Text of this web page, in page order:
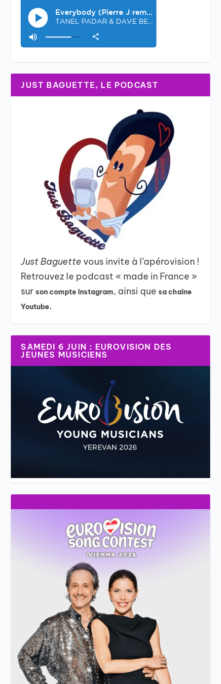
JUST BAGUETTE, LE PODCAST
Just Baguettevous invite à l’apérovision !
Retrouvez le podcast « made in France »
surson compte Instagram, ainsi quesa chaîne
Youtube.
SAMEDI 6 JUIN : EUROVISION DES
JEUNES MUSICIENS